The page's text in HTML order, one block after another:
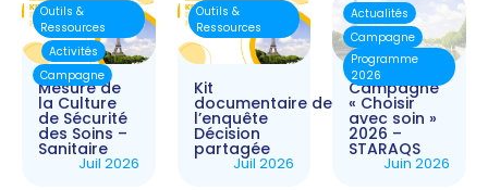
Mesure de
la Culture
de Sécurité
des Soins –
Sanitaire
Juil 2026
Outils &
Ressources
Activités
Campagne
Kit
documentaire de
l’enquête
Décision
partagée
Juil 2026
Outils &
Ressources
Campagne
« Choisir
avec soin »
2026 –
STARAQS
Juin 2026
Actualités
Campagne
Programme
2026